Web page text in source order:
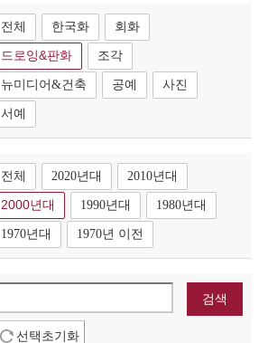
전체 한국화 회화
드로잉&판화 조각
뉴미디어&건축 공예 사진
서예
전체 2020년대 2010년대
2000년대 1990년대 1980년대
1970년대 1970년 이전
선택초기화